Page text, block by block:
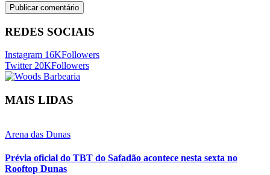
REDES SOCIAIS
Instagram 16KFollowers
Twitter 20KFollowers
MAIS LIDAS
Arena das Dunas
Prévia oficial do TBT do Safadão acontece nesta sexta no
Rooftop Dunas